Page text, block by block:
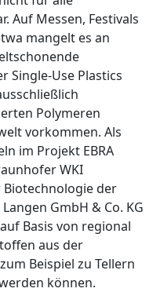
Auf Messen, Festivals
mangelt es an
Single-Use Plastics
Polymeren
vorkommen. Als
im Projekt EBRA
WKI
der
GmbH & Co. KG
Basis von regional
aus der
Beispiel zu Tellern
können.